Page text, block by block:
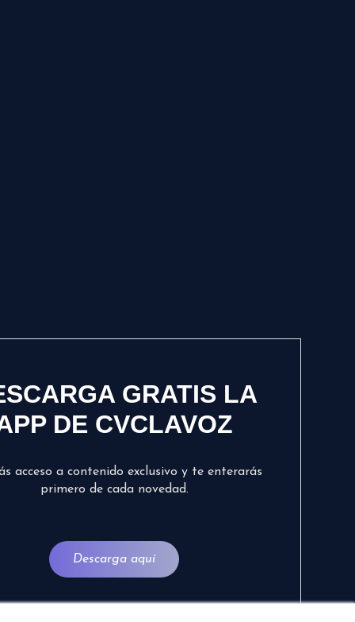
GRATIS LA
DE CVCLAVOZ
acceso a contenido exclusivo y te enterarás
primero de cada novedad.
Descarga aquí